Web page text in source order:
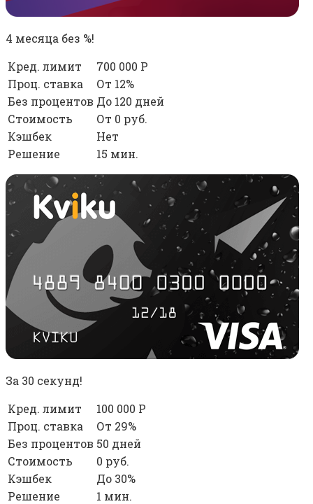
4 месяца без %!
Кред. лимит
700 000 Р
Проц. ставка
От 12%
Без процентов До 120 дней
Стоимость
От 0 руб.
Кэшбек
Нет
Решение
15 мин.
За 30 секунд!
Кред. лимит
100 000 Р
Проц. ставка
От 29%
Без процентов 50 дней
Стоимость
0 руб.
Кэшбек
До 30%
Решение
1 мин.